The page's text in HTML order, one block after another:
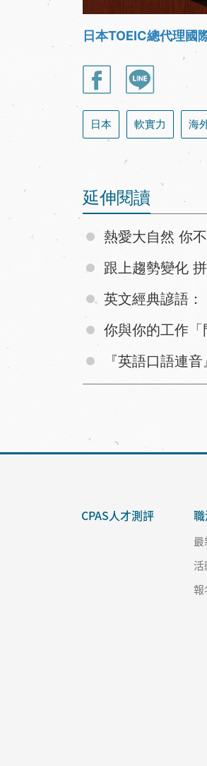
日本TOEIC總代理國
日本 軟實力 海
延伸閱讀
熱愛大自然 你
跟上趨勢變化
英文經典諺語：
你與你的工作「
『英語口語連
CPAS人才測評
報